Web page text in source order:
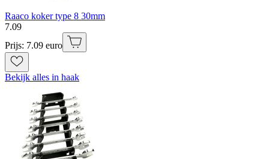
Raaco koker type 8 30mm
7.09
Prijs: 7.09 euro
Bekijk alles in haak